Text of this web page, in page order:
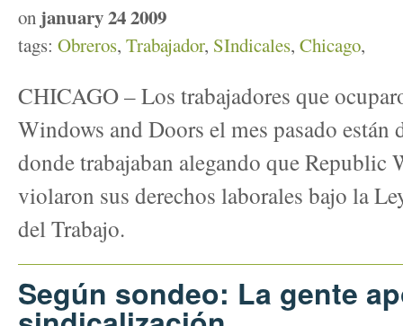
on january 24 2009
tags: Obreros, Trabajador, SIndicales, Chicago,
CHICAGO – Los trabajadores que
Windows and Doors el mes pasado están
donde trabajaban alegando que Republic
violaron sus derechos laborales bajo la
del Trabajo.
Según sondeo: La gente